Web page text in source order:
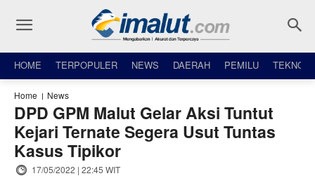
HOME TERPOPULER NEWS DAERAH PEMILU TEKNO
Home News
DPD GPM Malut Gelar Aksi Tuntut
Kejari Ternate Segera Usut Tuntas
Kasus Tipikor
17/05/2022 | 22:45 WIT